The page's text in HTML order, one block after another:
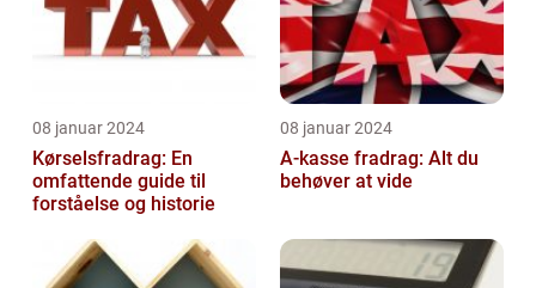
08 januar 2024
Kørselsfradrag: En
omfattende guide til
forståelse og historie
08 januar 2024
A-kasse fradrag: Alt du
behøver at vide